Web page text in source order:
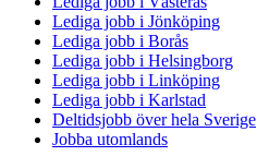
Lediga jobb i Jönköping
Lediga jobb i Borås
Lediga jobb i Helsingborg
Lediga jobb i Linköping
Lediga jobb i Karlstad
Deltidsjobb över hela Sverige
Jobba utomlands